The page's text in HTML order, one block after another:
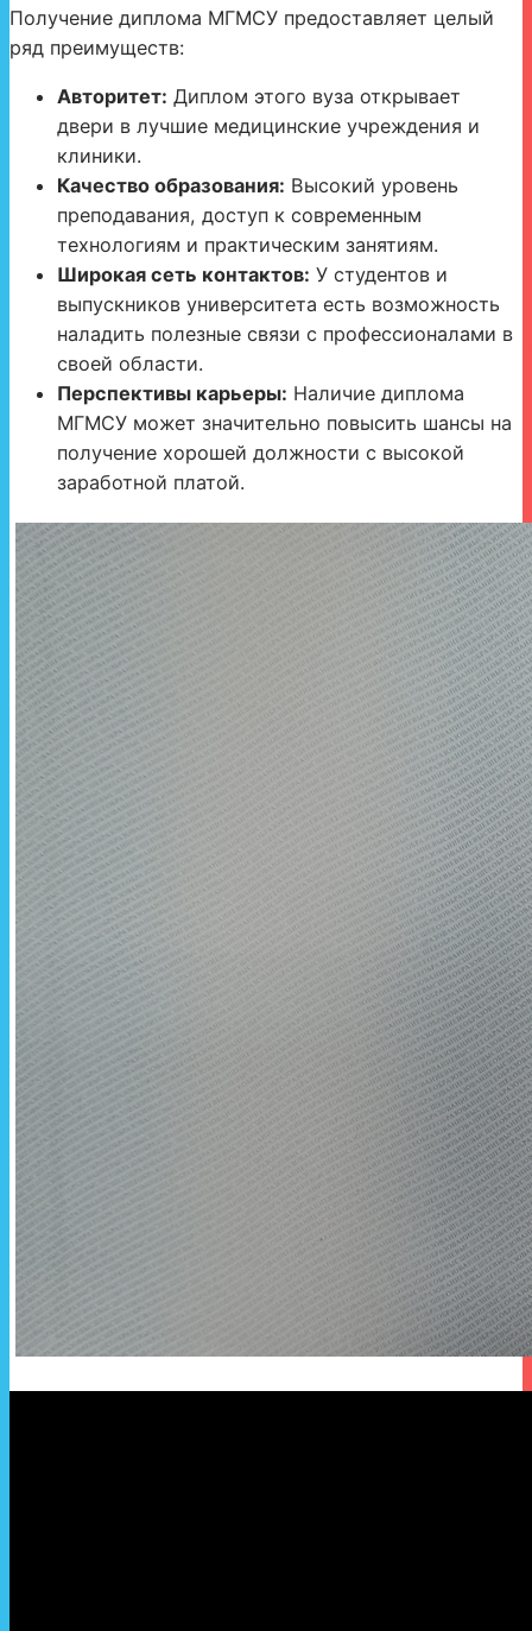
Получение диплома МГМСУ предоставляет целый
ряд преимуществ:
Авторитет: Диплом этого вуза открывает
двери в лучшие медицинские учреждения и
клиники.
Качество образования: Высокий уровень
преподавания, доступ к современным
технологиям и практическим занятиям.
Широкая сеть контактов: У студентов и
выпускников университета есть возможность
наладить полезные связи с профессионалами в
своей области.
Перспективы карьеры: Наличие диплома
МГМСУ может значительно повысить шансы на
получение хорошей должности с высокой
заработной платой.